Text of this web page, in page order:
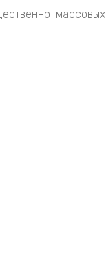
массовых